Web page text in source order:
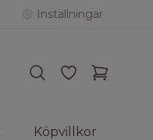
Inställningar
Köpvillkor